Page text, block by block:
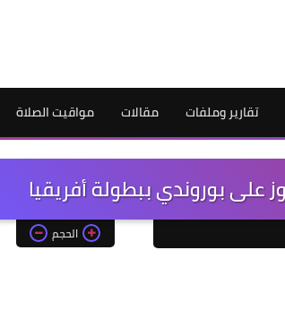
تقارير وملفات مقالات مواقيت الصلاة
الحجم